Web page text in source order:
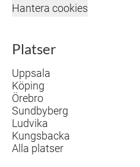
Hantera cookies
Platser
Uppsala
Köping
Örebro
Sundbyberg
Ludvika
Kungsbacka
Alla platser